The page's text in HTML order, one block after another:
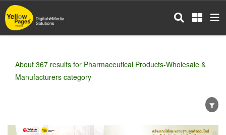
Skip
to
main
About 367 results for Pharmaceutical Products-Wholesale &
Manufacturers category